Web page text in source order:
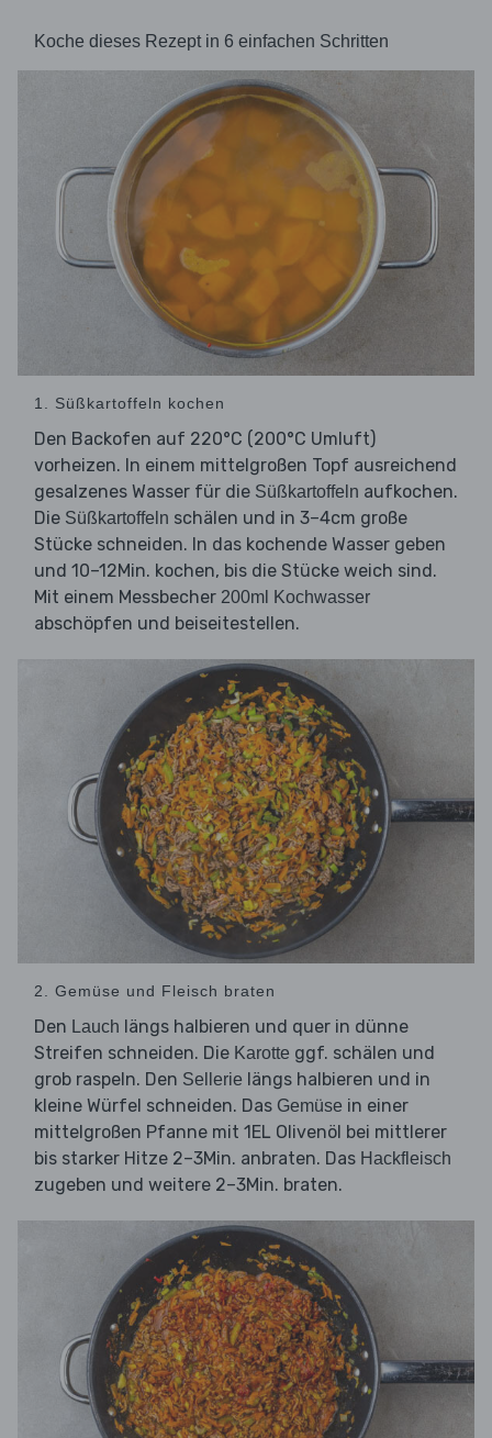
Koche dieses Rezept in 6 einfachen Schritten
1. Süßkartoffeln kochen
Den Backofen auf 220°C (200°C Umluft)
vorheizen. In einem mittelgroßen Topf ausreichend
gesalzenes Wasser für die Süßkartoffeln aufkochen.
Die Süßkartoffeln schälen und in 3–4cm große
Stücke schneiden. In das kochende Wasser geben
und 10–12Min. kochen, bis die Stücke weich sind.
Mit einem Messbecher 200ml Kochwasser
abschöpfen und beiseitestellen.
2. Gemüse und Fleisch braten
Den Lauch längs halbieren und quer in dünne
Streifen schneiden. Die Karotte ggf. schälen und
grob raspeln. Den Sellerie längs halbieren und in
kleine Würfel schneiden. Das Gemüse in einer
mittelgroßen Pfanne mit 1EL Olivenöl bei mittlerer
bis starker Hitze 2–3Min. anbraten. Das Hackfleisch
zugeben und weitere 2–3Min. braten.